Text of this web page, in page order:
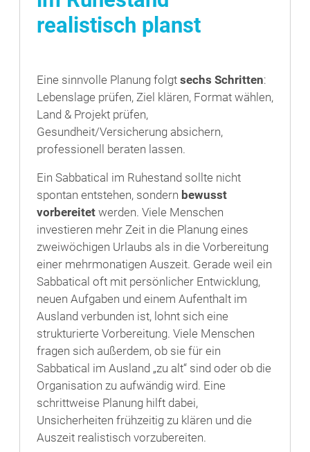
realistisch planst
Eine sinnvolle Planung folgt sechs Schritten:
Lebenslage prüfen, Ziel klären, Format wählen,
Land & Projekt prüfen,
Gesundheit/Versicherung absichern,
professionell beraten lassen.
Ein Sabbatical im Ruhestand sollte nicht
spontan entstehen, sondern bewusst
vorbereitet werden. Viele Menschen
investieren mehr Zeit in die Planung eines
zweiwöchigen Urlaubs als in die Vorbereitung
einer mehrmonatigen Auszeit. Gerade weil ein
Sabbatical oft mit persönlicher Entwicklung,
neuen Aufgaben und einem Aufenthalt im
Ausland verbunden ist, lohnt sich eine
strukturierte Vorbereitung. Viele Menschen
fragen sich außerdem, ob sie für ein
Sabbatical im Ausland „zu alt“ sind oder ob die
Organisation zu aufwändig wird. Eine
schrittweise Planung hilft dabei,
Unsicherheiten frühzeitig zu klären und die
Auszeit realistisch vorzubereiten.